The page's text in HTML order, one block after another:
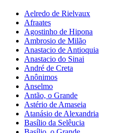
Aelredo de Rielvaux
Afraates
Agostinho de Hipona
Ambrosio de Milão
Anastacio de Antioquia
Anastacio do Sinai
André de Creta
Anônimos
Anselmo
Antão, o Grande
Astério de Amaseia
Atanásio de Alexandria
Basílio da Selêucia